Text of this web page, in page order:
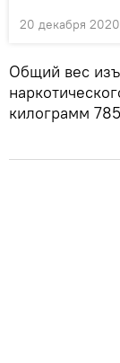
20 декабря
Общий вес
килограмм